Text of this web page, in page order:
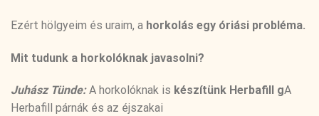
Ezért hölgyeim és uraim, a horkolás egy óriási probléma.
Mit tudunk a horkolóknak javasolni?
Juhász Tünde:A horkolóknak is készítünk Herbafill gA
Herbafill párnák és az éjszakai